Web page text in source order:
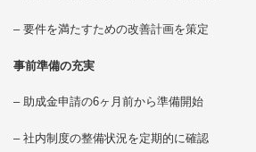
– 要件を満たすための改善計画を策定
事前準備の充実
– 助成金申請の6ヶ月前から準備開始
– 社内制度の整備状況を定期的に確認